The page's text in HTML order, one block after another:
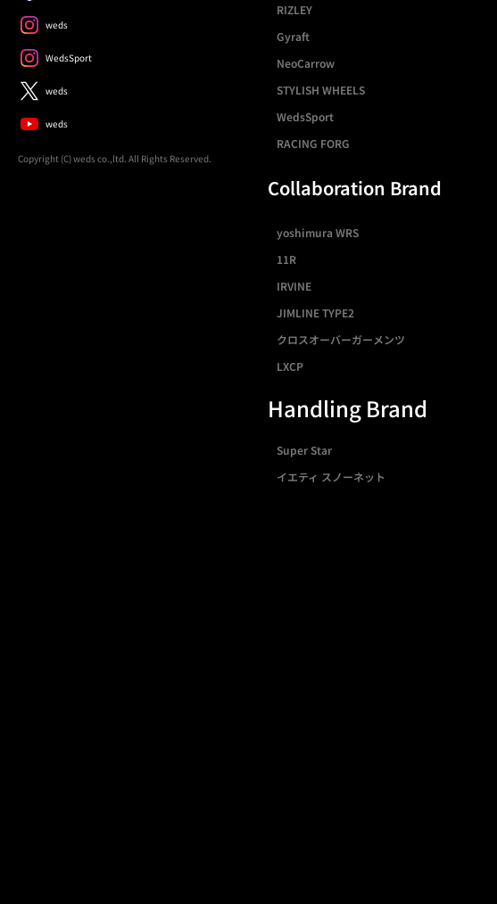
weds
WedsSport
weds
weds
Copyright (C) weds co.,ltd. All Rights Reserved.
RIZLEY
Gyraft
NeoCarrow
STYLISH WHEELS
WedsSport
RACING FORG
Collaboration Brand
yoshimura WRS
11R
IRVINE
JIMLINE TYPE2
クロスオーバーガーメンツ
LXCP
Handling Brand
Super Star
イエティ スノーネット